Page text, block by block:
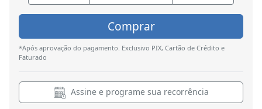
Comprar
*Após aprovação do pagamento. Exclusivo PIX, Cartão de Crédito e
Faturado
Assine e programe sua recorrência